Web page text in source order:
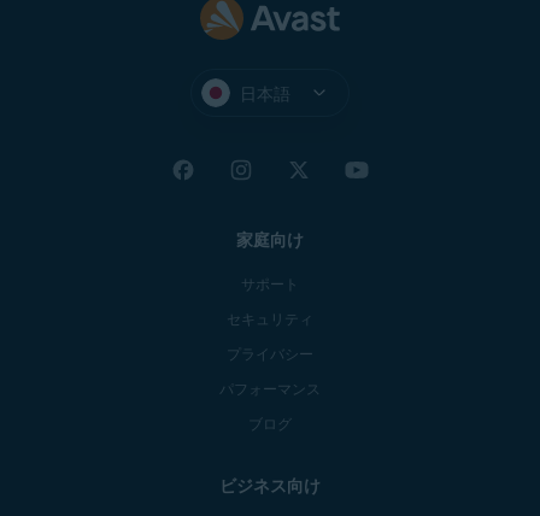
日本語
家庭向け
サポート
セキュリティ
プライバシー
パフォーマンス
ブログ
ビジネス向け